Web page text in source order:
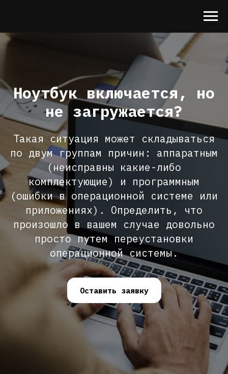
Ноутбук включается, но
не загружается?
Такая ситуация может складываться
по двум группам причин: аппаратным
(неисправны какие-либо
комплектующие) и программным
(ошибки в операционной системе или
приложениях). Определить, что
произошло в вашем случае довольно
просто путем переустановки
операционной системы.
Оставить заявку